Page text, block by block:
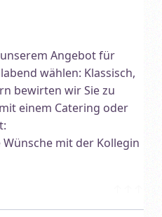
Angebot für
wählen: Klassisch,
bewirten wir Sie zu
einem Catering oder
mit der Kollegin